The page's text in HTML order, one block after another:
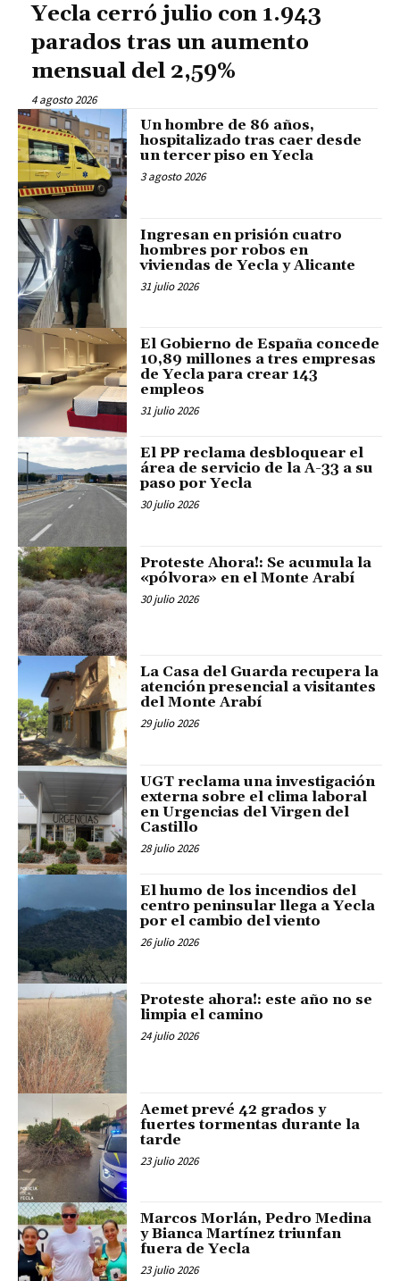
Yecla cerró julio con 1.943
parados tras un aumento
mensual del 2,59%
4 agosto 2026
Un hombre de 86 años,
hospitalizado tras caer desde
un tercer piso en Yecla
3 agosto 2026
Ingresan en prisión cuatro
hombres por robos en
viviendas de Yecla y Alicante
31 julio 2026
El Gobierno de España concede
10,89 millones a tres empresas
de Yecla para crear 143
empleos
31 julio 2026
El PP reclama desbloquear el
área de servicio de la A-33 a su
paso por Yecla
30 julio 2026
Proteste Ahora!: Se acumula la
«pólvora» en el Monte Arabí
30 julio 2026
La Casa del Guarda recupera la
atención presencial a visitantes
del Monte Arabí
29 julio 2026
UGT reclama una investigación
externa sobre el clima laboral
en Urgencias del Virgen del
Castillo
28 julio 2026
El humo de los incendios del
centro peninsular llega a Yecla
por el cambio del viento
26 julio 2026
Proteste ahora!: este año no se
limpia el camino
24 julio 2026
Aemet prevé 42 grados y
fuertes tormentas durante la
tarde
23 julio 2026
Marcos Morlán, Pedro Medina
y Bianca Martínez triunfan
fuera de Yecla
23 julio 2026